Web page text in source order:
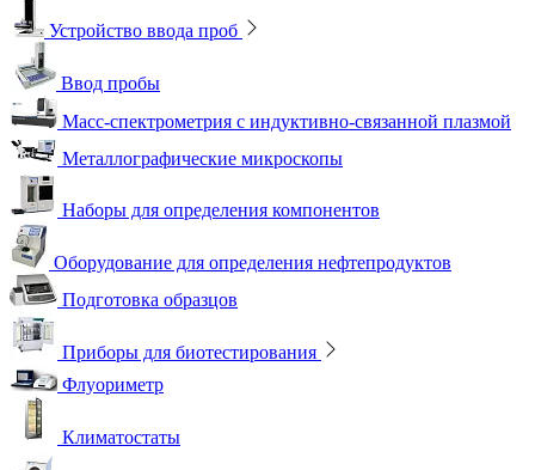
Устройство ввода проб
Ввод пробы
Масс-спектрометрия с индуктивно-связанной плазмой
Металлографические микроскопы
Наборы для определения компонентов
Оборудование для определения нефтепродуктов
Подготовка образцов
Приборы для биотестирования
Флуориметр
Климатостаты